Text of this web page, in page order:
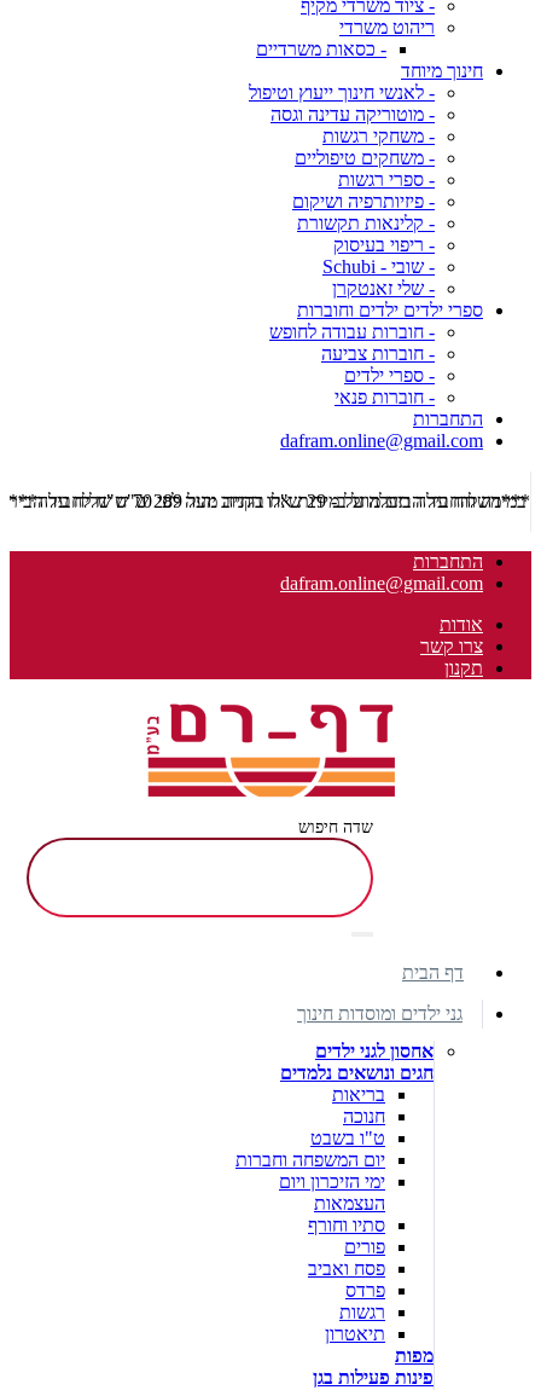
- ציוד משרדי מקיף
ריהוט משרדי
- כסאות משרדיים
חינוך מיוחד
- לאנשי חינוך ייעוץ וטיפול
- מוטוריקה עדינה וגסה
- משחקי רגשות
- משחקים טיפוליים
- ספרי רגשות
- פיזיותרפיה ושיקום
- קלינאות תקשורת
- ריפוי בעיסוק
- שובי - Schubi
- שלי זאנטקרן
ספרי ילדים ילדים וחוברות
- חוברות עבודה לחופש
- חוברות צביעה
- ספרי ילדים
- חוברות פנאי
התחברות
dafram.online@gmail.com
***משלוח עד הבית מוזל ב- 29 ש"ח בקניה מעל 289 ש"ח שליח עד הבית ***
התחברות
dafram.online@gmail.com
אודות
צרו קשר
תקנון
שדה חיפוש
דף הבית
גני ילדים ומוסדות חינוך
אחסון לגני ילדים
חגים ונושאים נלמדים
בריאות
חנוכה
ט"ו בשבט
יום המשפחה וחברות
ימי הזיכרון ויום
העצמאות
סתיו וחורף
פורים
פסח ואביב
פרדס
רגשות
תיאטרון
מפות
פינות פעילות בגן